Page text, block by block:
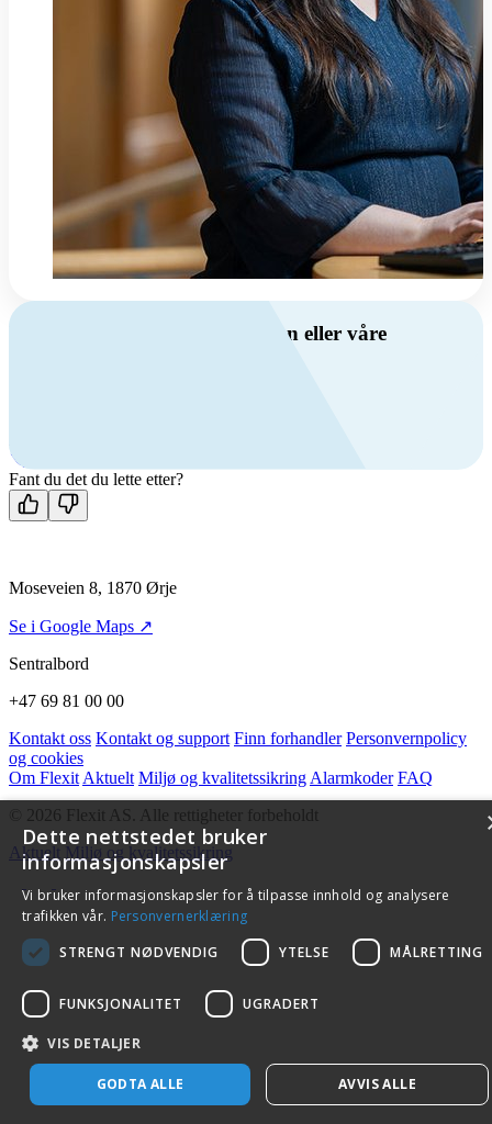
Har du spørsmål om ventilasjon eller våre
Kontakt oss
Fant du det du lette etter?
Moseveien 8, 1870 Ørje
Se i Google Maps ↗
Sentralbord
+47 69 81 00 00
Kontakt oss Kontakt og support Finn forhandler Personvernpolicy
og cookies
Om Flexit Aktuelt Miljø og kvalitetssikring Alarmkoder FAQ
© 2026 Flexit AS. Alle rettigheter forbeholdt
Aktuelt Miljø og kvalitetssikring
Dette nettstedet bruker
informasjonskapsler
Vi bruker informasjonskapsler for å tilpasse innhold og analysere
trafikken vår. Personvernerklæring
STRENGT NØDVENDIG
YTELSE MÅLRETTING
FUNKSJONALITET UGRADERT
VIS DETALJER
GODTA ALLE AVVIS ALLE